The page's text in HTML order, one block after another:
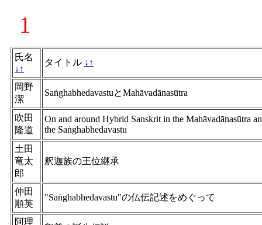
1
氏名
↓ ↑
タイトル ↓ ↑
岡野
潔
SaṅghabhedavastuとMahāvadānasūtra
吹田
隆道
On and around Hybrid Sanskrit in the Mahāvadānasūtra
the Saṅghabhedavastu
土田
竜太
郎
釈迦族の王位継承
仲田
順英
"Saṅghabhedavastu"の仏伝記述をめぐって
阿理